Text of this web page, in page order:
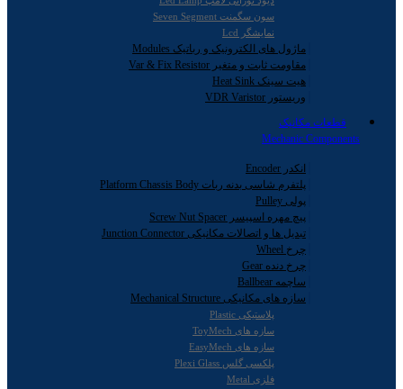
سون سگمنت Seven Segment
نمایشگر Lcd
ماژول های الکترونیک و رباتیک Modules
مقاومت ثابت و متغیر Var & Fix Resistor
هیت سینک Heat Sink
وریستور VDR Varistor
قطعات مکانیک
Mechanic Components
انکدر Encoder
پلتفرم شاسی بدنه ربات Platform Chassis Body
پولی Pulley
پیچ مهره اسپیسر Screw Nut Spacer
تبدیل ها و اتصالات مکانیکی Junction Connector
چرخ Wheel
چرخ دنده Gear
ساچمه Ballbear
سازه های مکانیکی Mechanical Structure
پلاستیکی Plastic
سازه های ToyMech
سازه های EasyMech
پلکسی گلس Plexi Glass
فلزی Metal